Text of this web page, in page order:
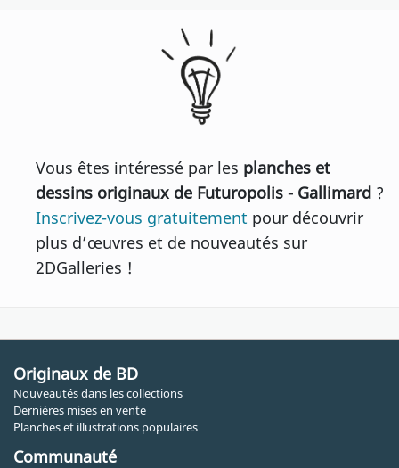
Vous êtes intéressé par les planches et
dessins originaux de Futuropolis - Gallimard ?
Inscrivez-vous gratuitement pour découvrir
plus d’œuvres et de nouveautés sur
2DGalleries !
Originaux de BD
Nouveautés dans les collections
Dernières mises en vente
Planches et illustrations populaires
Communauté